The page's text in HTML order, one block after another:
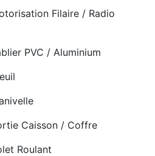
Filaire / Radio
PVC / Aluminium
Caisson / Coffre
Roulant